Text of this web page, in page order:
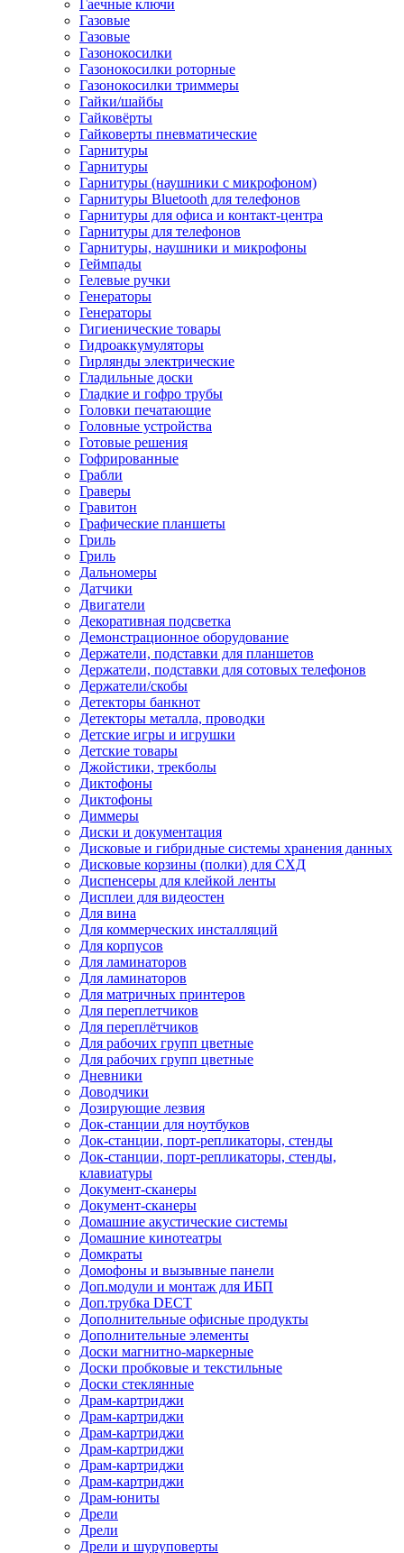
Гаечные ключи
Газовые
Газовые
Газонокосилки
Газонокосилки роторные
Газонокосилки триммеры
Гайки/шайбы
Гайковёрты
Гайковерты пневматические
Гарнитуры
Гарнитуры
Гарнитуры (наушники с микрофоном)
Гарнитуры Bluetooth для телефонов
Гарнитуры для офиса и контакт-центра
Гарнитуры для телефонов
Гарнитуры, наушники и микрофоны
Геймпады
Гелевые ручки
Генераторы
Генераторы
Гигиенические товары
Гидроаккумуляторы
Гирлянды электрические
Гладильные доски
Гладкие и гофро трубы
Головки печатающие
Головные устройства
Готовые решения
Гофрированные
Грабли
Граверы
Гравитон
Графические планшеты
Гриль
Гриль
Дальномеры
Датчики
Двигатели
Декоративная подсветка
Демонстрационное оборудование
Держатели, подставки для планшетов
Держатели, подставки для сотовых телефонов
Держатели/скобы
Детекторы банкнот
Детекторы металла, проводки
Детские игры и игрушки
Детские товары
Джойстики, трекболы
Диктофоны
Диктофоны
Диммеры
Диски и документация
Дисковые и гибридные системы хранения данных
Дисковые корзины (полки) для СХД
Диспенсеры для клейкой ленты
Дисплеи для видеостен
Для вина
Для коммерческих инсталляций
Для корпусов
Для ламинаторов
Для ламинаторов
Для матричных принтеров
Для переплетчиков
Для переплётчиков
Для рабочих групп цветные
Для рабочих групп цветные
Дневники
Доводчики
Дозирующие лезвия
Док-станции для ноутбуков
Док-станции, порт-репликаторы, стенды
Док-станции, порт-репликаторы, стенды,
клавиатуры
Документ-сканеры
Документ-сканеры
Домашние акустические системы
Домашние кинотеатры
Домкраты
Домофоны и вызывные панели
Доп.модули и монтаж для ИБП
Доп.трубка DECT
Дополнительные офисные продукты
Дополнительные элементы
Доски магнитно-маркерные
Доски пробковые и текстильные
Доски стеклянные
Драм-картриджи
Драм-картриджи
Драм-картриджи
Драм-картриджи
Драм-картриджи
Драм-картриджи
Драм-юниты
Дрели
Дрели
Дрели и шуруповерты